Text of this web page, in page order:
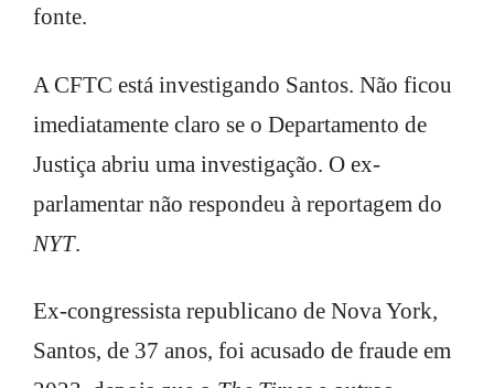
fonte.
A CFTC está investigando Santos. Não ficou
imediatamente claro se o Departamento de
Justiça abriu uma investigação. O ex-
parlamentar não respondeu à reportagem do
NYT.
Ex-congressista republicano de Nova York,
Santos, de 37 anos, foi acusado de fraude em